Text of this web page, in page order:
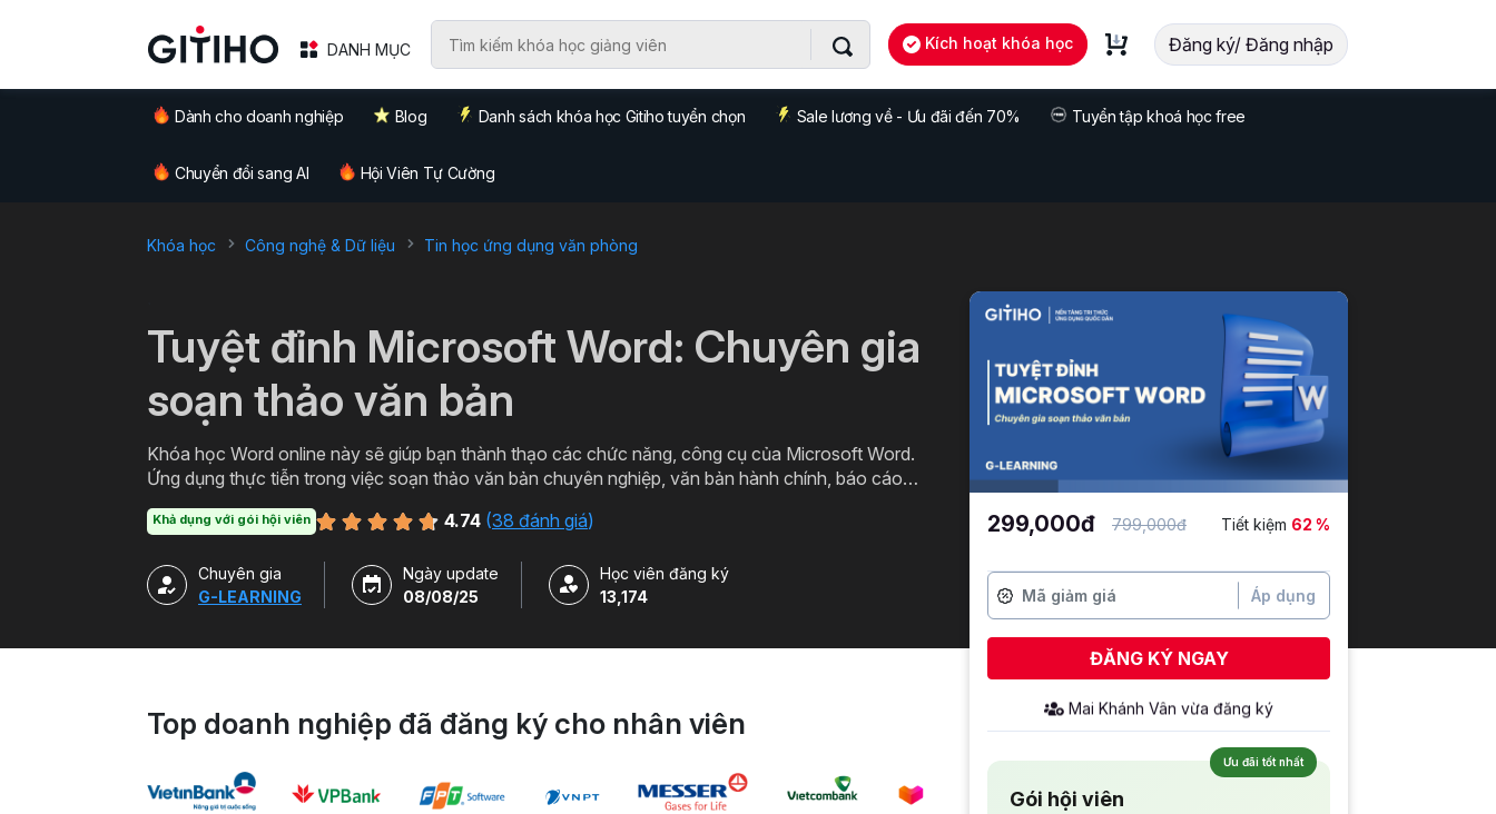
DANH MỤC Kích hoạt khóa học Đăng ký/ Đăng nhập
Dành cho doanh nghiệp Blog Danh sách khóa học Gitiho tuyển chọn Sale lương về - Ưu đãi đến 70% Tuyển tập khoá học free
Chuyển đổi sang AI Hội Viên Tự Cường
Khóa học Công nghệ & Dữ liệu Tin học ứng dụng văn phòng
Tuyệt đỉnh Microsoft Word: Chuyên gia
soạn thảo văn bản
Khóa học Word online này sẽ giúp bạn thành thạo các chức năng, công cụ của Microsoft Word.
Ứng dụng thực tiễn trong việc soạn thảo văn bản chuyên nghiệp, văn bản hành chính, báo cáo
Khả dụng với gói hội viên 4.74 (38 đánh giá)
Chuyên gia
G-LEARNING
Ngày update
08/08/25
Học viên đăng ký
13,174
Top doanh nghiệp đã đăng ký cho nhân viên
299,000đ 799,000đ Tiết kiệm 62 %
Áp dụng
ĐĂNG KÝ NGAY
Mai Khánh Vân vừa đăng ký
Ưu đãi tốt nhất
Gói hội viên